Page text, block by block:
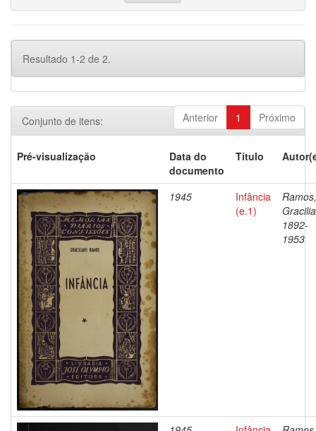
Resultado 1-2 de 2.
Anterior 1 Próximo
Conjunto de itens:
Pré-visualização
Data do
documento
Título
1945
Infância
(e.1)
Ramos,
1892-
1953